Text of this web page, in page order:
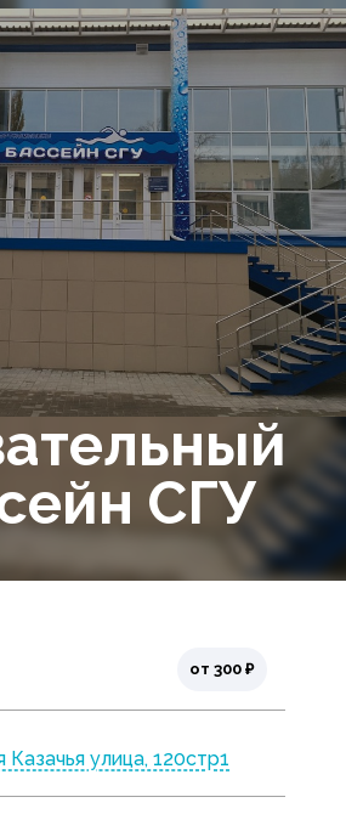
СГУ
от 300 ₽
Казачья улица, 120стр1